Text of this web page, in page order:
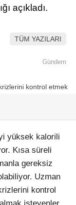
açıkladı.
TÜM YAZILARI
Gündem
yüksek kalorili
Kısa süreli
gereksiz
Uzman
kontrol